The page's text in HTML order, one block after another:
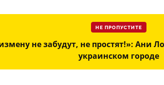
НЕ ПРОПУСТИТЕ
не забудут, не простят!»: Ани
украинском городе